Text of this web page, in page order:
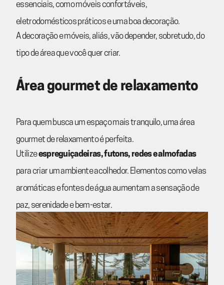
essenciais, como móveis confortáveis,
eletrodomésticos práticos e uma boa decoração.
A decoração e móveis, aliás, vão depender, sobretudo, do
tipo de área que você quer criar.
Área gourmet de relaxamento
Para quem busca um espaço mais tranquilo, uma área
gourmet de relaxamento é perfeita.
Utilizeespreguiçadeiras, futons, redes e almofadas
para criar um ambiente acolhedor. Elementos como velas
aromáticas e fontes de água aumentam a sensação de
paz, serenidade e bem-estar.